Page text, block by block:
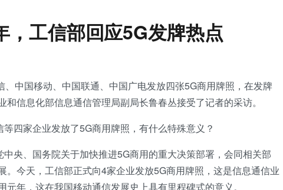
，工信部回应5G发牌热点
中国移动、中国联通、中国广电发放四张5G商用牌照，在发牌
信息化部信息通信管理局副局长鲁春丛接受了记者的采访。
四家企业发放了5G商用牌照，有什么特殊意义？
央、国务院关于加快推进5G商用的重大决策部署，会同相关部
。今天，工信部正式向4家企业发放5G商用牌照，这是信息通信业
年，这在我国移动通信发展史上具有里程碑式的意义。